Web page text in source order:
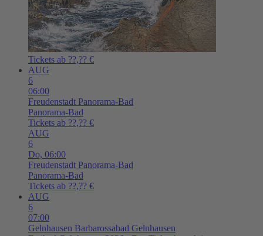
Tickets ab ??,?? €
AUG
6
06:00
Freudenstadt Panorama-Bad
Panorama-Bad
Tickets ab ??,?? €
AUG
6
Do, 06:00
Freudenstadt Panorama-Bad
Panorama-Bad
Tickets ab ??,?? €
AUG
6
07:00
Gelnhausen Barbarossabad Gelnhausen